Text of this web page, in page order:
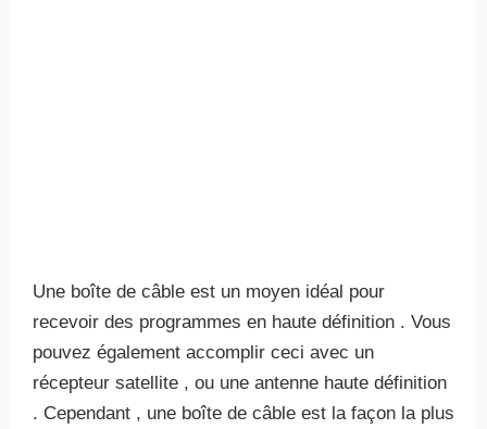
Une boîte de câble est un moyen idéal pour
recevoir des programmes en haute définition . Vous
pouvez également accomplir ceci avec un
récepteur satellite , ou une antenne haute définition
. Cependant , une boîte de câble est la façon la plus